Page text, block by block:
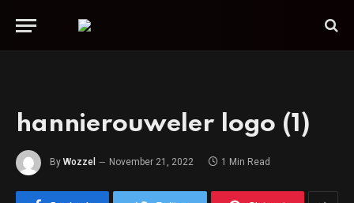
hannierouweler logo (1)
By Wozzel November 21, 2022 1 Min Read